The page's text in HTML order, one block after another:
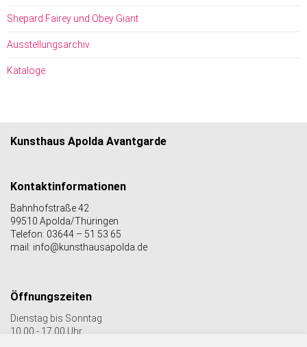
Shepard Fairey und Obey Giant
Ausstellungsarchiv
Kataloge
Kunsthaus Apolda Avantgarde
Kontaktinformationen
Bahnhofstraße 42
99510 Apolda/Thüringen
Telefon: 03644 – 51 53 65
mail: info@kunsthausapolda.de
Öffnungszeiten
Dienstag bis Sonntag
10.00 - 17.00 Uhr